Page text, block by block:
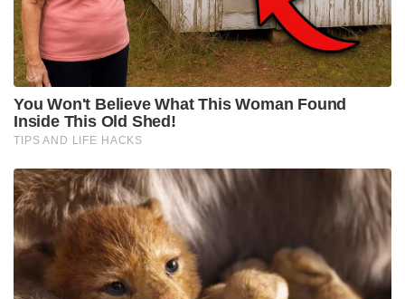
കൊലക്കേസിൽ അറസ്റ്റിലായത്. യെമൻ പൗരനായ
തലാൽ മഹ്ദിയെ കൊലപ്പെടുത്തി മൃതദേഹം വാട്ടർ
ടാങ്കിൽ ഒളിപ്പിച്ചുവെന്നാണ് നിമിഷയ്ക്ക് എതിരായ
കേസ്. വിചാരണയ്ക്ക് ശേഷം 2020 ൽ നിമിഷ
പ്രിയയ്ക്ക് വധശിക്ഷ വിധിക്കുകയായിരുന്നു.
ഇതിനെതിരെ നിമിഷ പ്രിയ നൽകിയ അപ്പീലുകളെല്ലാം
ഒഴിവാക്കാൻ ശ്രമിച്ചെങ്കിലും ഫലം കാണാതെ
വരികയായിരുന്നു.
Tags: death penalty nimisha priya